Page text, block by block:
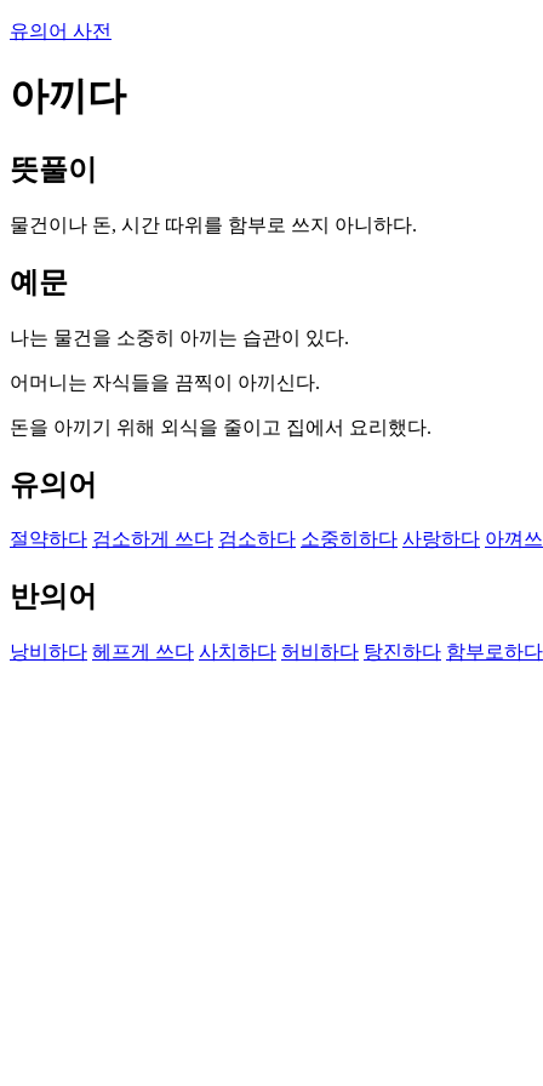
유의어 사전
아끼다
뜻풀이
물건이나 돈, 시간 따위를 함부로 쓰지 아니하다.
예문
나는 물건을 소중히 아끼는 습관이 있다.
어머니는 자식들을 끔찍이 아끼신다.
돈을 아끼기 위해 외식을 줄이고 집에서 요리했다.
유의어
절약하다 검소하게 쓰다 검소하다 소중히하다 사랑하다 아껴
반의어
낭비하다 헤프게 쓰다 사치하다 허비하다 탕진하다 함부로하다